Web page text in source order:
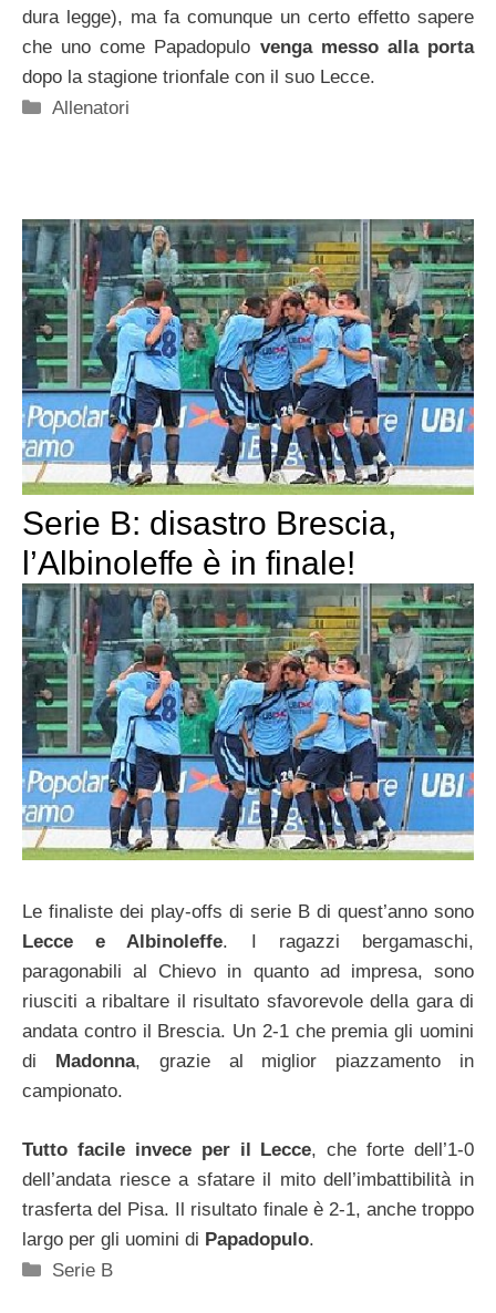
dura legge), ma fa comunque un certo effetto sapere
che uno come Papadopulo venga messo alla porta
dopo la stagione trionfale con il suo Lecce.
Categorie
Allenatori
Serie B: disastro Brescia,
l’Albinoleffe è in finale!
Le finaliste dei play-offs di serie B di quest’anno sono
Lecce e Albinoleffe. I ragazzi bergamaschi,
paragonabili al Chievo in quanto ad impresa, sono
riusciti a ribaltare il risultato sfavorevole della gara di
andata contro il Brescia. Un 2-1 che premia gli uomini
di Madonna, grazie al miglior piazzamento in
campionato.
Tutto facile invece per il Lecce, che forte dell’1-0
dell’andata riesce a sfatare il mito dell’imbattibilità in
trasferta del Pisa. Il risultato finale è 2-1, anche troppo
largo per gli uomini di Papadopulo.
Categorie
Serie B